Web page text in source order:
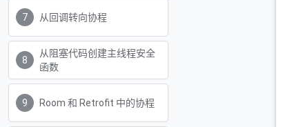
从回调转向协程
从阻塞代码创建主线程安全
函数
Room 和 Retrofit 中的协程